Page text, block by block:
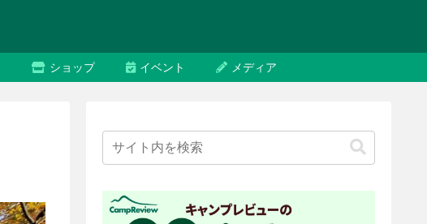
ショップ イベント メディア